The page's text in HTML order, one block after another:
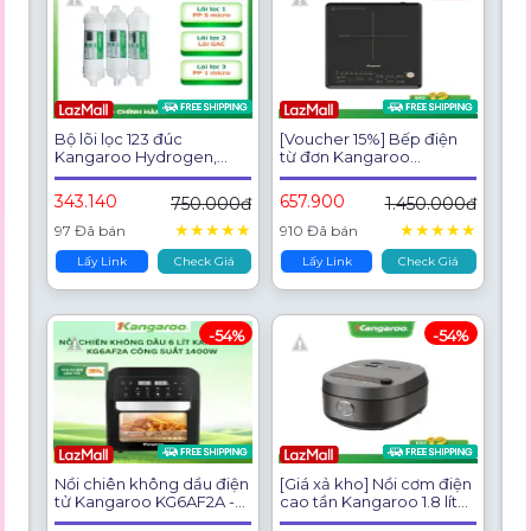
Bộ lõi lọc 123 đúc
Kangaroo Hydrogen,
hàng chính hãng - Dùng
cho máy KG100HK,
KG100ES, KG100EO,
KG10A7S, KG100ES1,
343.140 750.000đ
97 Đã bán ★★★★★
Lấy Link Check Giá
[Voucher 15%] Bếp điện
từ đơn Kangaroo
KGIC20S3ME (tặng kèm
nồi) - công suất 2000W
657.900 1.450.000đ
910 Đã bán ★★★★★
Lấy Link Check Giá
Nồi chiên không dầu điện
tử Kangaroo KG6AF2A -
Dung tích 6 Lít - Công
-54%
[Giá xả kho] Nồi cơm điện
cao tần Kangaroo 1.8 lít
KG18RIH2 - Hàng chính
-54%